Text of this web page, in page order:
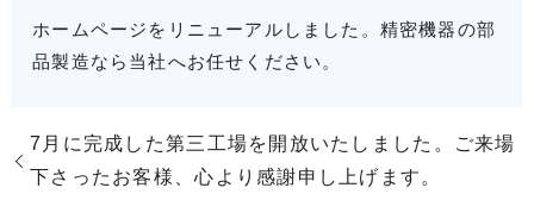
ホームページをリニューアルしました。精密機器の部
品製造なら当社へお任せください。
7月に完成した第三工場を開放いたしました。ご来場
下さったお客様、心より感謝申し上げます。